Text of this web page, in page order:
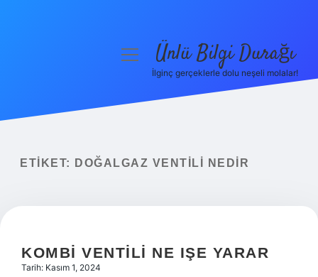
Yasal Uyarı
menüyüÜnlü Bilgi Durağı
İlginç gerçeklerle dolu neşeli molalar!
ETIKET: DOĞALGAZ VENTILI NEDIR
KOMBI VENTILI NE IŞE YARAR
Tarih: Kasım 1, 2024